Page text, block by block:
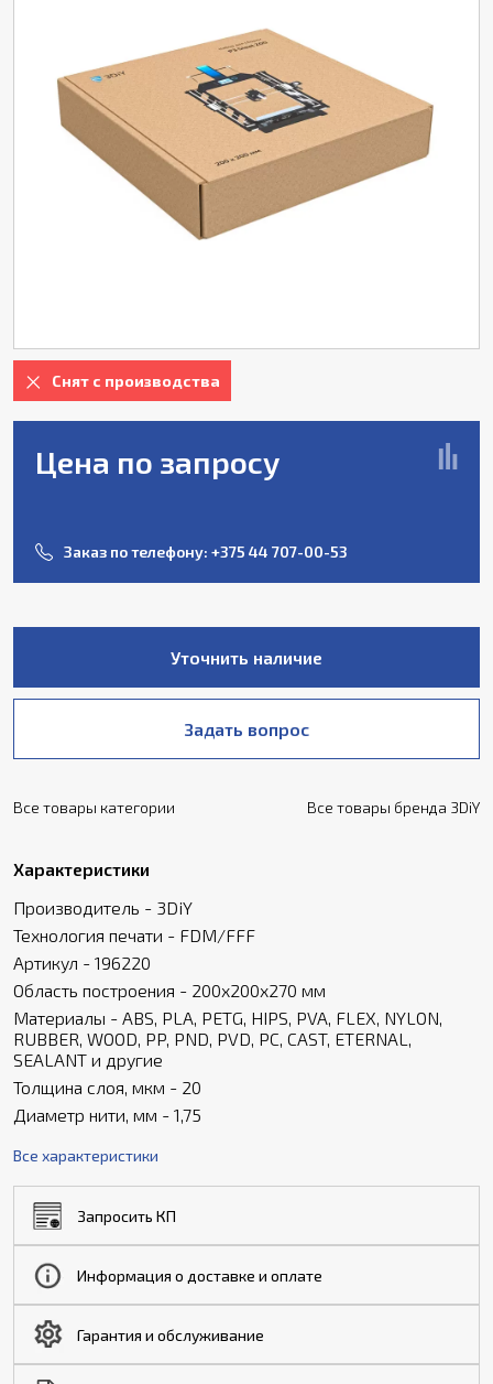
Снят с производства
Цена по запросу
Заказ по телефону: +375 44 707-00-53
Уточнить наличие
Задать вопрос
Все товары категории Все товары бренда 3DiY
Характеристики
Производитель - 3DiY
Технология печати - FDM/FFF
Артикул - 196220
Область построения - 200х200х270 мм
Материалы - ABS, PLA, PETG, HIPS, PVA, FLEX, NYLON,
RUBBER, WOOD, PP, PND, PVD, PC, CAST, ETERNAL,
SEALANT и другие
Толщина слоя, мкм - 20
Диаметр нити, мм - 1,75
Все характеристики
Запросить КП
Информация о доставке и оплате
Гарантия и обслуживание